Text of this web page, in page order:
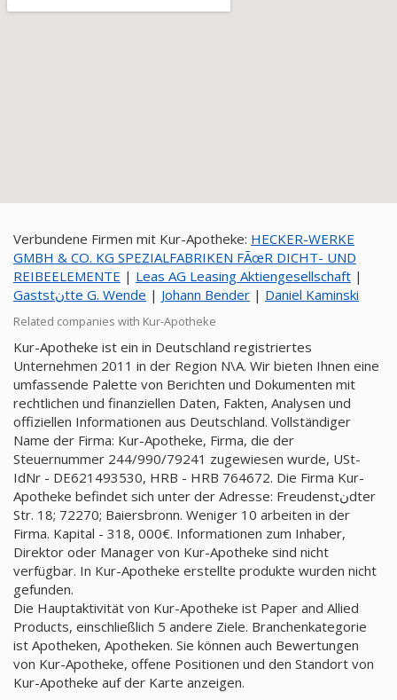
Verbundene Firmen mit Kur-Apotheke: HECKER-WERKE
GMBH & CO. KG SPEZIALFABRIKEN FÃœR DICHT- UND
REIBEELEMENTE | Leas AG Leasing Aktiengesellschaft |
Gaststنtte G. Wende | Johann Bender | Daniel Kaminski
Related companies with Kur-Apotheke
Kur-Apotheke ist ein in Deutschland registriertes
Unternehmen 2011 in der Region N\A. Wir bieten Ihnen eine
umfassende Palette von Berichten und Dokumenten mit
rechtlichen und finanziellen Daten, Fakten, Analysen und
offiziellen Informationen aus Deutschland. Vollständiger
Name der Firma: Kur-Apotheke, Firma, die der
Steuernummer 244/990/79241 zugewiesen wurde, USt-
IdNr - DE621493530, HRB - HRB 764672. Die Firma Kur-
Apotheke befindet sich unter der Adresse: Freudenstنdter
Str. 18; 72270; Baiersbronn. Weniger 10 arbeiten in der
Firma. Kapital - 318, 000€. Informationen zum Inhaber,
Direktor oder Manager von Kur-Apotheke sind nicht
verfügbar. In Kur-Apotheke erstellte produkte wurden nicht
gefunden.
Die Hauptaktivität von Kur-Apotheke ist Paper and Allied
Products, einschließlich 5 andere Ziele. Branchenkategorie
ist Apotheken, Apotheken. Sie können auch Bewertungen
von Kur-Apotheke, offene Positionen und den Standort von
Kur-Apotheke auf der Karte anzeigen.